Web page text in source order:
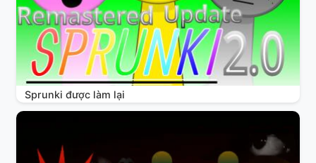
Sprunki được làm lại